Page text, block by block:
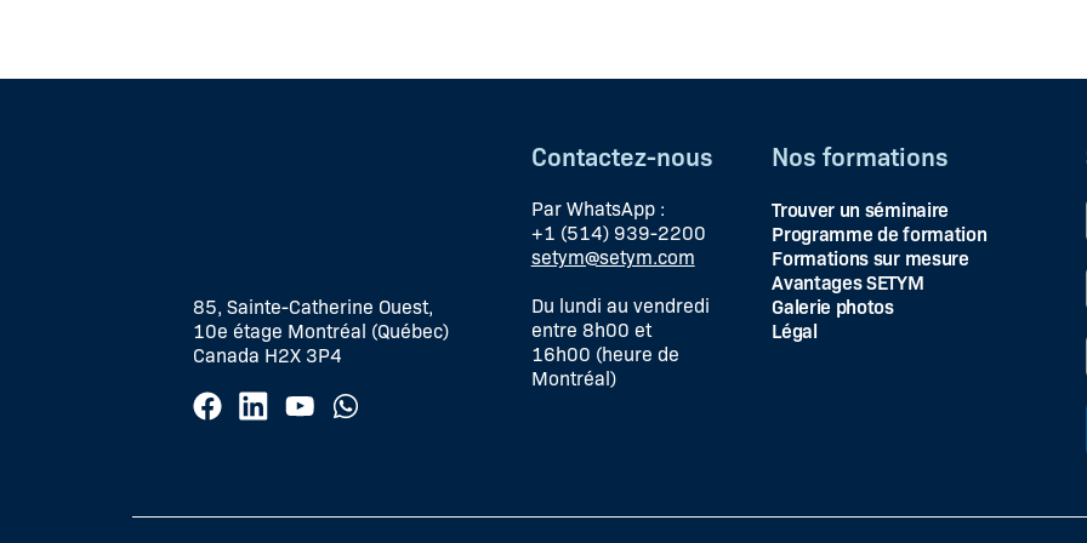
85, Sainte-Catherine Ouest,
10e étage Montréal (Québec)
Canada H2X 3P4
Contactez-nous
Par WhatsApp :
+1 (514) 939-2200
setym@setym.com
Du lundi au vendredi
entre 8h00 et
16h00 (heure de
Montréal)
Nos formations
Trouver un séminaire
Programme de formation
Formations sur mesure
Avantages SETYM
Galerie photos
Légal
*